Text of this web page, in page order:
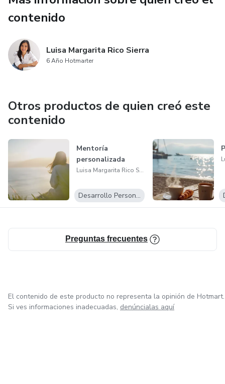
contenido
Luisa Margarita Rico Sierra
6 Año Hotmarter
Otros productos de quien creó este
contenido
Mentoría
personalizada
Luisa Margarita Rico Sierra
Desarrollo Personal
Preguntas frecuentes
El contenido de este producto no representa la opinión de Hotmart.
Si ves informaciones inadecuadas, denúncialas aquí